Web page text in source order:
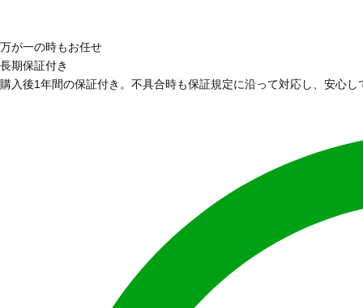
万が一の時もお任せ
長期保証付き
購入後1年間の保証付き。不具合時も保証規定に沿って対応し、安心